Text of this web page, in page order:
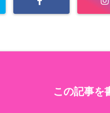
この記事を